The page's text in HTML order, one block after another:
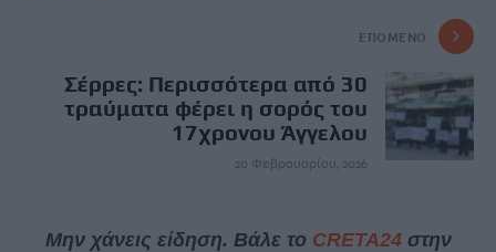
ΕΠΌΜΕΝΟ
Σέρρες: Περισσότερα από 30
τραύματα φέρει η σορός του
17χρονου Άγγελου
20 Φεβρουαρίου, 2026
Μην χάνεις είδηση. Βάλε το CRETA24στην